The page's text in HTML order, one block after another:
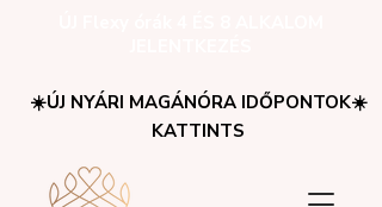
☀️ÚJ NYÁRI MAGÁNÓRA IDŐPONTOK☀️
KATTINTS